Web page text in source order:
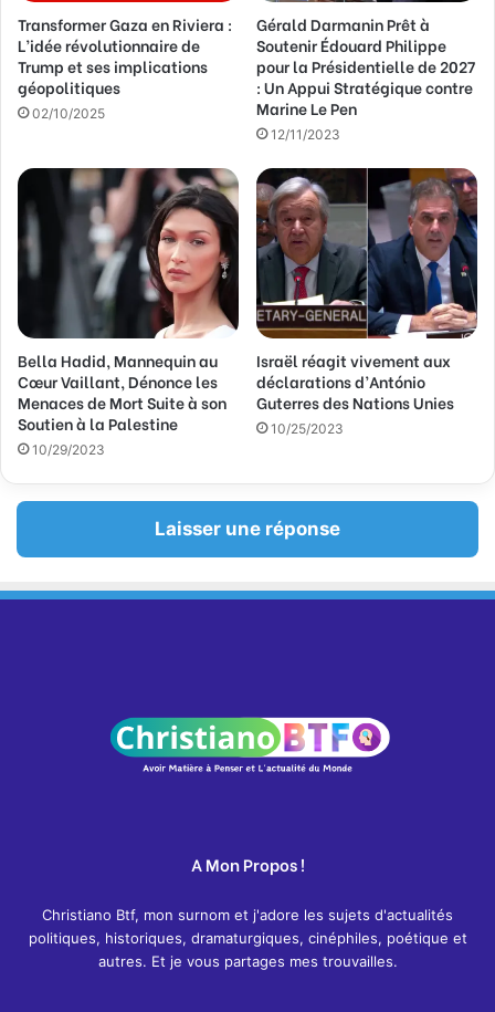
e
E
m
a
i
Transformer Gaza en Riviera :
L’idée révolutionnaire de
Trump et ses implications
géopolitiques
02/10/2025
Gérald Darmanin Prêt à
Soutenir Édouard Philippe
pour la Présidentielle de 2027
: Un Appui Stratégique contre
Marine Le Pen
12/11/2023
Bella Hadid, Mannequin au
Cœur Vaillant, Dénonce les
Menaces de Mort Suite à son
Soutien à la Palestine
10/29/2023
Israël réagit vivement aux
déclarations d’António
Guterres des Nations Unies
10/25/2023
Laisser une réponse
A Mon Propos !
Christiano Btf, mon surnom et j'adore les sujets d'actualités
politiques, historiques, dramaturgiques, cinéphiles, poétique et
autres. Et je vous partages mes trouvailles.